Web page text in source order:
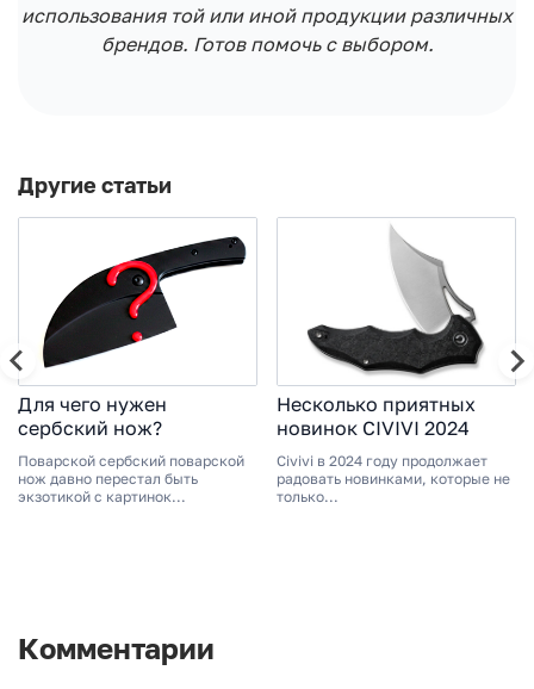
использования той или иной продукции различных
брендов. Готов помочь с выбором.
Другие статьи
Для чего нужен
сербский нож?
Поварской сербский поварской
нож давно перестал быть
экзотикой с картинок...
Несколько приятных
новинок CIVIVI 2024
Civivi в 2024 году продолжает
радовать новинками, которые не
только...
Комментарии